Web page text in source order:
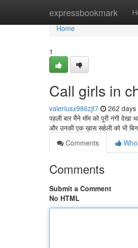
expressbookmark
Home
Home
1
Call girls in
valeriusx986zjt7 262 days
पहली बार मैंने मॉम को पूरी नंगी
और उनकी एक ख़ास सहेली को भी
Comments
Comments
Submit a Comment
No HTML